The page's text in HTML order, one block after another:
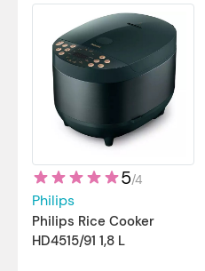
5/4
Philips
Philips Rice Cooker
HD4515/91 1,8 L